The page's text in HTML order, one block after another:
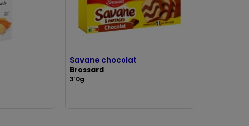
Savane chocolat
Brossard
310g